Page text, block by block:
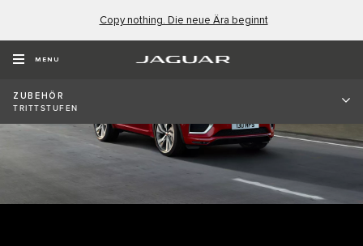
Copy nothing. Die neue Ära beginnt
MENU
ZUBEHÖR
TRITTSTUFEN